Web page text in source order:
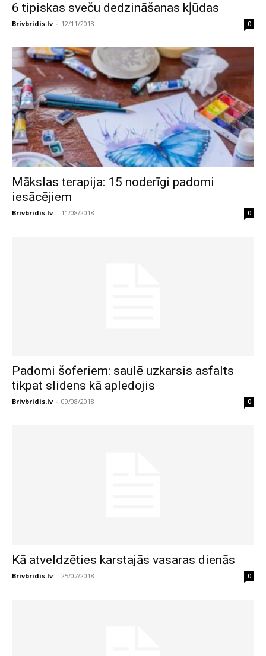
6 tipiskas sveču dedzināšanas kļūdas
Brivbridis.lv - 12/11/2018 0
Mākslas terapija: 15 noderīgi padomi
iesācējiem
Brivbridis.lv - 11/08/2018 0
Padomi šoferiem: saulē uzkarsis asfalts
tikpat slidens kā apledojis
Brivbridis.lv - 09/08/2018 0
Kā atveldzēties karstajās vasaras dienās
Brivbridis.lv - 25/07/2018 0